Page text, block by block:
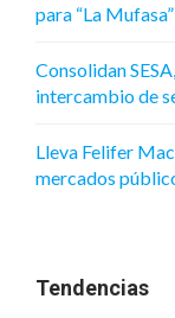
para “La Mufasa”
Consolidan
intercambio de
Lleva Felifer
mercados
Tendencias